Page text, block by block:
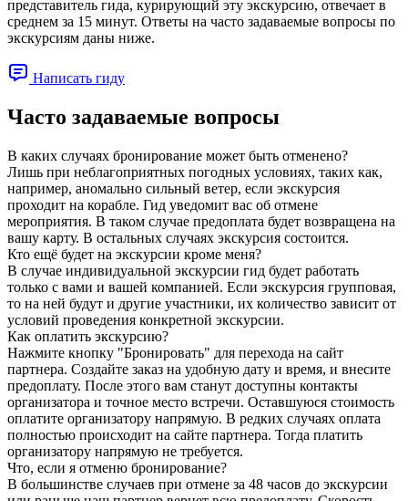
представитель гида, курирующий эту экскурсию, отвечает в
среднем за 15 минут. Ответы на часто задаваемые вопросы по
экскурсиям даны ниже.
Написать гиду
Часто задаваемые вопросы
В каких случаях бронирование может быть отменено?
Лишь при неблагоприятных погодных условиях, таких как,
например, аномально сильный ветер, если экскурсия
проходит на корабле. Гид уведомит вас об отмене
мероприятия. В таком случае предоплата будет возвращена на
вашу карту. В остальных случаях экскурсия состоится.
Кто ещё будет на экскурсии кроме меня?
В случае индивидуальной экскурсии гид будет работать
только с вами и вашей компанией. Если экскурсия групповая,
то на ней будут и другие участники, их количество зависит от
условий проведения конкретной экскурсии.
Как оплатить экскурсию?
Нажмите кнопку "Бронировать" для перехода на сайт
партнера. Создайте заказ на удобную дату и время, и внесите
предоплату. После этого вам станут доступны контакты
организатора и точное место встречи. Оставшуюся стоимость
оплатите организатору напрямую. В редких случаях оплата
полностью происходит на сайте партнера. Тогда платить
организатору напрямую не требуется.
Что, если я отменю бронирование?
В большинстве случаев при отмене за 48 часов до экскурсии